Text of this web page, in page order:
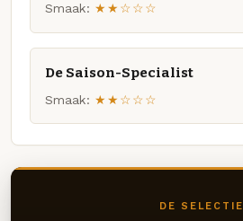
Smaak: ★★☆☆☆
De Saison-Specialist
Smaak: ★★☆☆☆
DE SELECTIE